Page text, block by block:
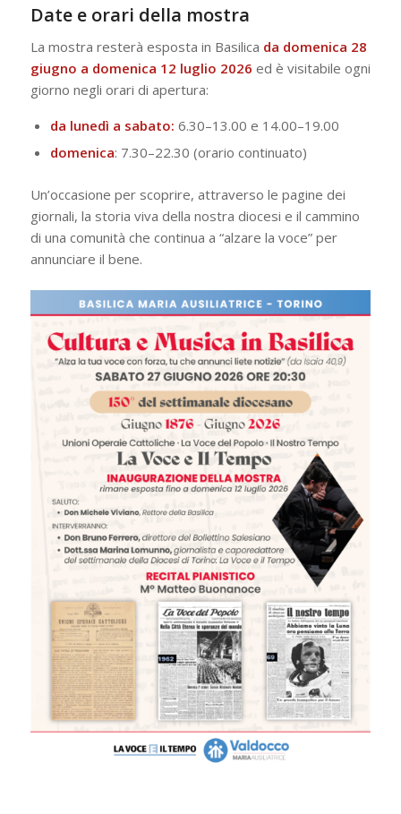
Date e orari della mostra
La mostra resterà esposta in Basilica da domenica 28
giugno a domenica 12 luglio 2026 ed è visitabile ogni
giorno negli orari di apertura:
da lunedì a sabato: 6.30–13.00 e 14.00–19.00
domenica: 7.30–22.30 (orario continuato)
Un’occasione per scoprire, attraverso le pagine dei
giornali, la storia viva della nostra diocesi e il cammino
di una comunità che continua a “alzare la voce” per
annunciare il bene.